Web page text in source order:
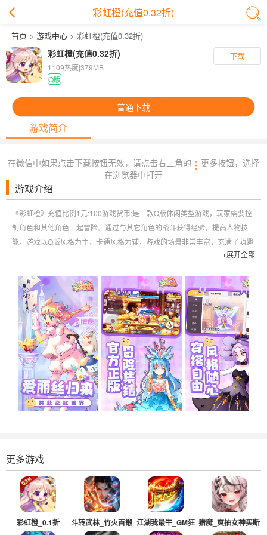
彩虹橙(充值0.32折)
首页> 游戏中心> 彩虹橙(充值0.32折)
下载
彩虹橙(充值0.32折)
1109热度|379MB
Q版
普通下载
游戏简介
在微信中如果点击下载按钮无效，请点击右上角的
更多按钮，选择
在浏览器中打开
游戏介绍
《彩虹橙》充值比例1元:100游戏货币;是一款Q版休闲类型游戏，玩家需要控
制角色和其他角色一起冒险。通过与其它角色的战斗获得经验，提高人物技
能。游戏以Q版风格为主，卡通风格为辅，游戏的场景非常丰富，充满了萌趣
+展开全部
更多游戏
彩虹橙_0.1折
斗转武林_竹火百锻 江湖我最牛_GM狂 猎魔_爽抽女神买断